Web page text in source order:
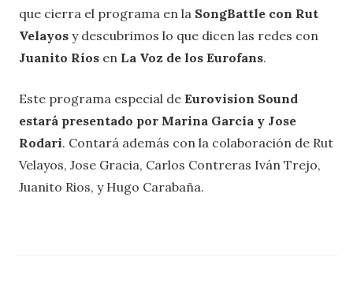
que cierra el programa en la SongBattle con Rut
Velayos y descubrimos lo que dicen las redes con
Juanito Ríos en La Voz de los Eurofans.
Este programa especial de Eurovision Sound
estará presentado por Marina García y Jose
Rodari. Contará además con la colaboración de Rut
Velayos, Jose Gracia, Carlos Contreras Iván Trejo,
Juanito Rios, y Hugo Carabaña.